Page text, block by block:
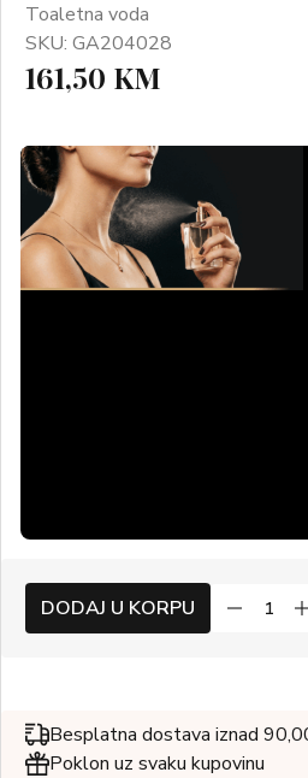
Toaletna voda
SKU: GA204028
161,50 KM
DODAJ U KORPU
Besplatna dostava iznad
Poklon uz svaku kupovinu